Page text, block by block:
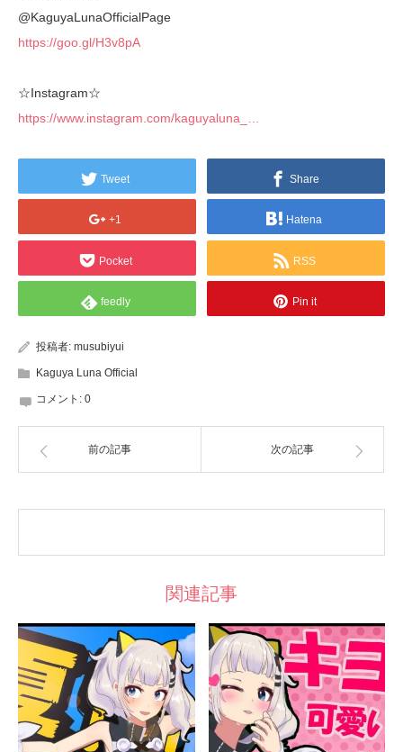
@KaguyaLunaOfficialPage
https://goo.gl/H3v8pA
☆Instagram☆
https://www.instagram.com/kaguyaluna_…
Tweet Share
+1 Hatena
Pocket RSS
feedly Pin it
投稿者: musubiyui
Kaguya Luna Official
コメント: 0
前の記事 次の記事
関連記事